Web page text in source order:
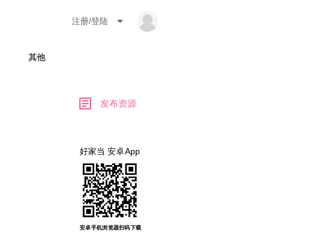
注册/登陆 arrow_drop_down
其他
article 发布资源
好家当 安卓App
安卓手机浏览器扫码下载